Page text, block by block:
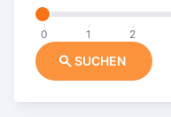
0 1 2
SUCHEN